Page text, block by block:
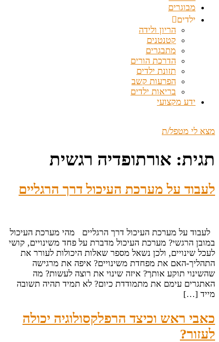
מבוגרים
ילדים
הריון ולידה
קטנטנים
מתבגרים
הדרכת הורים
תזונת ילדים
הפרעות קשב
בריאות ילדים
ידע מקצועי
מצא לי מטפל/ת
תגית: אורתופדיה רגשית
לעבוד על מערכת העיכול דרך הרגליים
לעבוד על מערכת העיכול דרך הרגליים מהי מערכת העיכול
במובן הרגשי? מערכת העיכול מדברת על פחד משינויים, קושי
לעכל שינויים, ולכן נשאל מספר שאלות היכולות לעורר את
התהליך-האם את מפחדת משינויים? איפה את מרגישה
שהשינוי תוקע אותך? איזה שינוי את רוצה לעשות? מה
האתגרים עימם את מתמודדת כיום? לא תמיד תהיה תשובה
מייד […]
כאבי ראש וכיצד הרפלקסולוגיה יכולה
לעזור?